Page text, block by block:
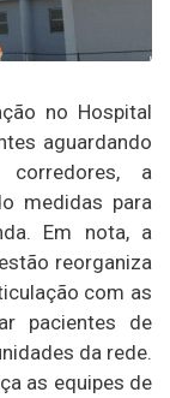
no Hospital
aguardando
a
medidas para
Em nota, a
reorganiza
com as
pacientes de
da rede.
as equipes de